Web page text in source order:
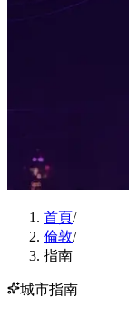
首頁/
倫敦/
指南
城市指南